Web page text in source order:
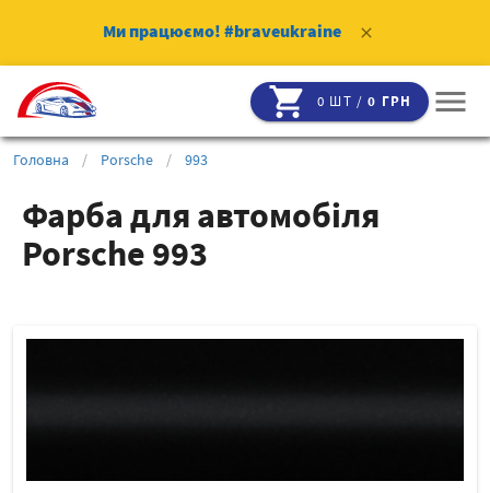
Ми працюємо! #braveukraine clear
shopping_cart 0 ШТ /0 ГРН menu
Головна / Porsche / 993
Фарба для автомобіля
Porsche 993